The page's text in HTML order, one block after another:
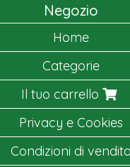
Negozio
Home
Categorie
Il tuo carrello
Privacy e Cookies
Condizioni di vendita